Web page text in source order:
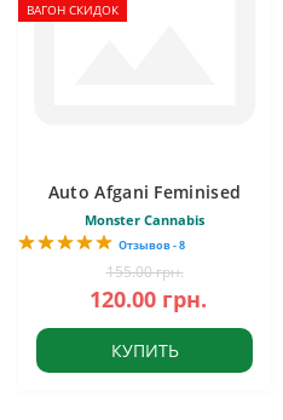
ВАГОН СКИДОК
Auto Afgani Feminised
Monster Cannabis
Отзывов - 8
155.00 грн.
120.00 грн.
КУПИТЬ